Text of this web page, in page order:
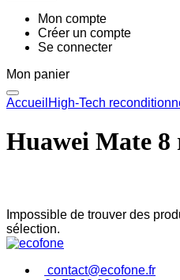
Mon compte
Créer un compte
Se connecter
Mon panier
Accueil High-Tech
Huawei Mate 8
Impossible de trouver des
sélection.
contact@ecofone.fr